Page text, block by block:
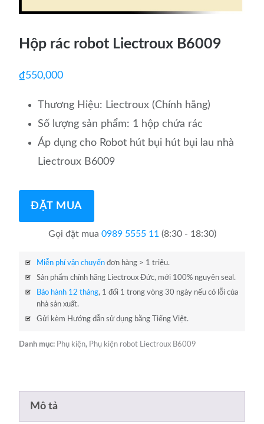
Hộp rác robot Liectroux B6009
₫550,000
Thương Hiệu: Liectroux (Chính hãng)
Số lượng sản phẩm: 1 hộp chứa rác
Áp dụng cho Robot hút bụi hút bụi lau nhà
Liectroux B6009
ĐẶT MUA
Gọi đặt mua 0989 5555 11 (8:30 - 18:30)
Miễn phí vận chuyển đơn hàng > 1 triệu.
Sản phẩm chính hãng Liectroux Đức, mới 100% nguyên seal.
Bảo hành 12 tháng, 1 đổi 1 trong vòng 30 ngày nếu có lỗi của
nhà sản xuất.
Gửi kèm Hướng dẫn sử dụng bằng Tiếng Việt.
Danh mục: Phụ kiện, Phụ kiện robot Liectroux B6009
Mô tả